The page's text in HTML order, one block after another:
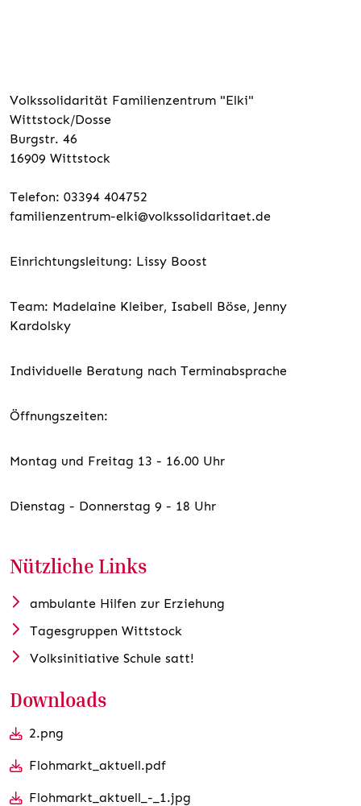
Volkssolidarität Familienzentrum "Elki"
Wittstock/Dosse
Burgstr. 46
16909 Wittstock
Telefon: 03394 404752
familienzentrum-elki@volkssolidaritaet.de
Einrichtungsleitung: Lissy Boost
Team: Madelaine Kleiber, Isabell Böse, Jenny
Kardolsky
Individuelle Beratung nach Terminabsprache
Öffnungszeiten:
Montag und Freitag 13 - 16.00 Uhr
Dienstag - Donnerstag 9 - 18 Uhr
Nützliche Links
ambulante Hilfen zur Erziehung
Tagesgruppen Wittstock
Volksinitiative Schule satt!
Downloads
2.png
Flohmarkt_aktuell.pdf
Flohmarkt_aktuell_-_1.jpg